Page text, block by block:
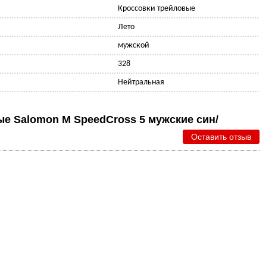
Кроссовки трейловые
Лето
мужской
328
Нейтральная
Salomon M SpeedCross 5 мужские син/
Оставить отзыв